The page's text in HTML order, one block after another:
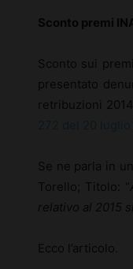
Sconto premi
Sconto sui
presentato
retribuzioni
Se ne parla in
Torello; Titolo: “
relativo al 2015
Ecco l’articolo.